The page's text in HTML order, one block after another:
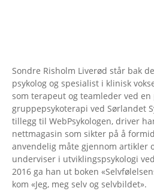
Sondre Risholm Liverød står bak
psykolog og spesialist i klinisk
som terapeut og teamleder ved
gruppepsykoterapi ved Sørlandet
tillegg til WebPsykologen, driver
nettmagasin som sikter på å
anvendelig måte gjennom artikler
underviser i utviklingspsykologi
2016 ga han ut boken
kom «Jeg, meg selv og selvbildet».